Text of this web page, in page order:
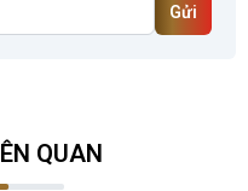
Gửi
QUAN